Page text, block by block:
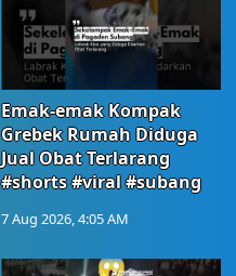
Emak-emak Kompak
Grebek Rumah Diduga
Jual Obat Terlarang
#shorts #viral #subang
7 Aug 2026, 4:05 AM